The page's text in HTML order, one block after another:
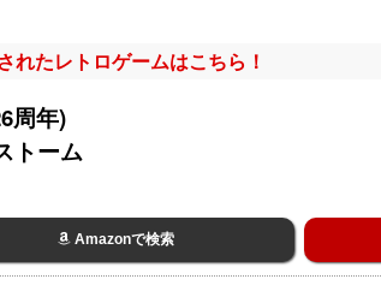
れたレトロゲームはこちら！
周年)
トーム
Amazonで検索